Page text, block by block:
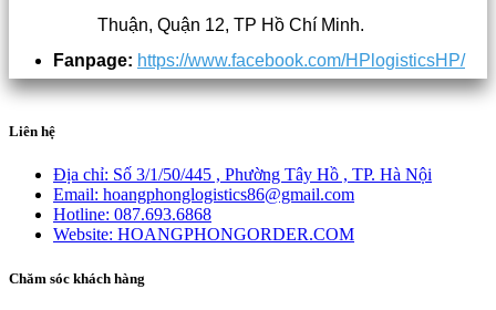
Thuận, Quận 12, TP Hồ Chí Minh.
Fanpage: https://www.facebook.com/HPlogisticsHP/
Liên hệ
Địa chỉ: Số 3/1/50/445 , Phường Tây Hồ , TP. Hà Nội
Email: hoangphonglogistics86@gmail.com
Hotline: 087.693.6868
Website: HOANGPHONGORDER.COM
Chăm sóc khách hàng